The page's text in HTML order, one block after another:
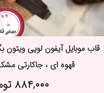
قاب موبایل آیفون لویی ویتون
قهوه ای ، جاکارتی مشکی )
۸۸۴,۰۰۰ تومان